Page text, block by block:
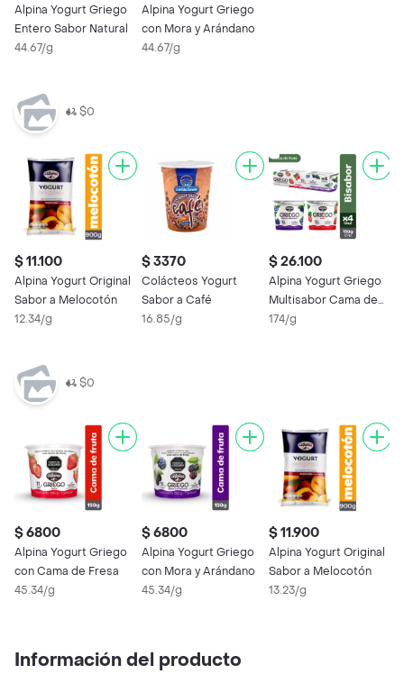
Alpina Yogurt Griego
Entero Sabor Natural
44.67/g
Alpina Yogurt Griego
con Mora y Arándano
44.67/g
$0
$ 11.100
Alpina Yogurt Original
Sabor a Melocotón
12.34/g
$ 3370
Colácteos Yogurt
Sabor a Café
16.85/g
$ 26.100
Alpina Yogurt Griego
Multisabor Cama de
Frutas Surtidos
174/g
$0
$ 6800
Alpina Yogurt Griego
con Cama de Fresa
45.34/g
$ 6800
Alpina Yogurt Griego
con Mora y Arándano
45.34/g
$ 11.900
Alpina Yogurt Original
Sabor a Melocotón
13.23/g
Información del producto